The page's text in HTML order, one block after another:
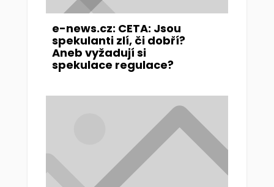
e-news.cz: CETA: Jsou
spekulanti zlí, či dobří?
Aneb vyžadují si
spekulace regulace?